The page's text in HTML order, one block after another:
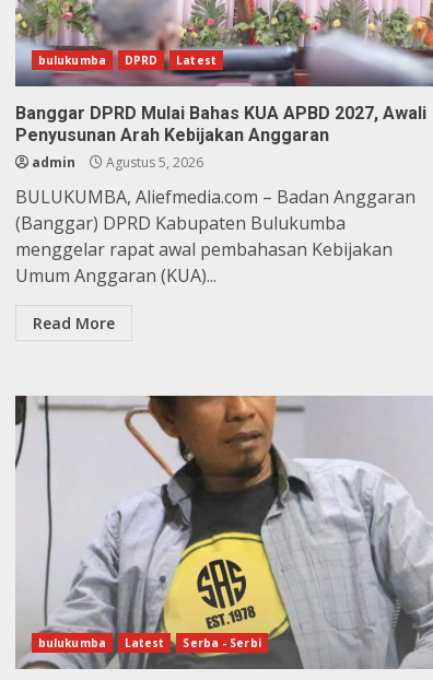
bulukumba DPRD Latest
Banggar DPRD Mulai Bahas KUA APBD 2027, Awali
Penyusunan Arah Kebijakan Anggaran
admin Agustus 5, 2026
BULUKUMBA, Aliefmedia.com – Badan Anggaran
(Banggar) DPRD Kabupaten Bulukumba
menggelar rapat awal pembahasan Kebijakan
Umum Anggaran (KUA)...
Read More
bulukumba Latest Serba - Serbi